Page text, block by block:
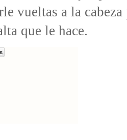
vueltas a la
que le hace.